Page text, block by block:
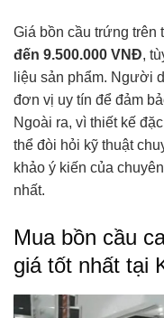
Giá bồn cầu trứng
đến 9.500.000 VNĐ,
liệu sản phẩm. Người
đơn vị uy tín để đảm
Ngoài ra, vì thiết kế
thể đòi hỏi kỹ thuật
khảo ý kiến của
nhất.
Mua bồn cầu
giá tốt nhất tại